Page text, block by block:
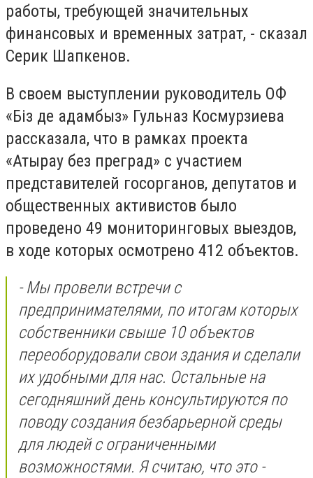
работы, требующей значительных
финансовых и временных затрат, - сказал
Серик Шапкенов.
В своем выступлении руководитель ОФ
«Біз де адамбыз» Гульназ Космурзиева
рассказала, что в рамках проекта
«Атырау без преград» с участием
представителей госорганов, депутатов и
общественных активистов было
проведено 49 мониторинговых выездов,
в ходе которых осмотрено 412 объектов.
- Мы провели встречи с
предпринимателями, по итогам которых
собственники свыше 10 объектов
переоборудовали свои здания и сделали
их удобными для нас. Остальные на
сегодняшний день консультируются по
поводу создания безбарьерной среды
для людей с ограниченными
возможностями. Я считаю, что это -